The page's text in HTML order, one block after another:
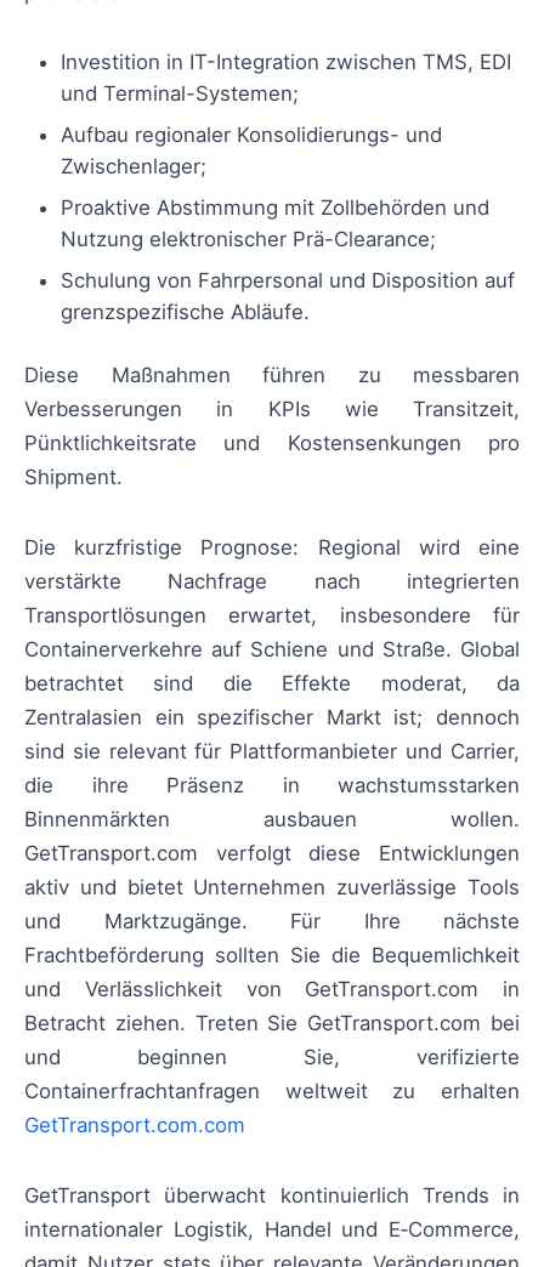
Investition in IT-Integration zwischen TMS, EDI
und Terminal-Systemen;
Aufbau regionaler Konsolidierungs- und
Zwischenlager;
Proaktive Abstimmung mit Zollbehörden und
Nutzung elektronischer Prä-Clearance;
Schulung von Fahrpersonal und Disposition auf
grenzspezifische Abläufe.
Diese Maßnahmen führen zu messbaren
Verbesserungen in KPIs wie Transitzeit,
Pünktlichkeitsrate und Kostensenkungen pro
Shipment.
Die kurzfristige Prognose: Regional wird eine
verstärkte Nachfrage nach integrierten
Transportlösungen erwartet, insbesondere für
Containerverkehre auf Schiene und Straße. Global
betrachtet sind die Effekte moderat, da
Zentralasien ein spezifischer Markt ist; dennoch
sind sie relevant für Plattformanbieter und Carrier,
die ihre Präsenz in wachstumsstarken
Binnenmärkten ausbauen wollen.
GetTransport.com verfolgt diese Entwicklungen
aktiv und bietet Unternehmen zuverlässige Tools
und Marktzugänge. Für Ihre nächste
Frachtbeförderung sollten Sie die Bequemlichkeit
und Verlässlichkeit von GetTransport.com in
Betracht ziehen. Treten Sie GetTransport.com bei
und beginnen Sie, verifizierte
Containerfrachtanfragen weltweit zu erhalten
GetTransport.com.com
GetTransport überwacht kontinuierlich Trends in
internationaler Logistik, Handel und E‑Commerce,